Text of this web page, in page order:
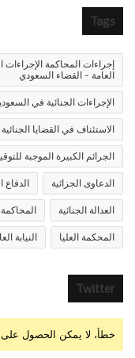
Tags
إجراءات المحاكمة الإجراءات
العامة - القضاء السعودي
الإجراءات الجنائية في
الاستئناف في القضايا الجنائية
الجرائم الكبيرة الموجبة
الدعاوى الجزائية الدفاع
العدالة الجنائية المحاكمة
المحكمة العليا النيابة
Twitter
خطأ، لا يمكن الحصول